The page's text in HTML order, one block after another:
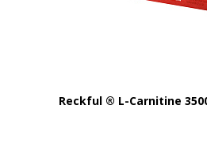
Reckful ® L-Carnitine